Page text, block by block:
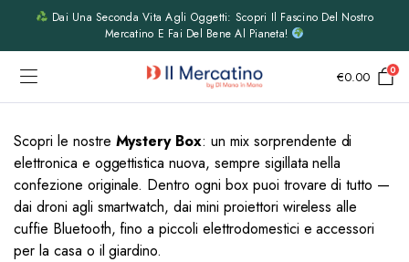
Dai Una Seconda Vita Agli Oggetti: Scopri Il Fascino Del Nostro
Mercatino E Fai Del Bene Al Pianeta!
€0.00 0
Scopri le nostre Mystery Box: un mix sorprendente di
elettronica e oggettistica nuova, sempre sigillata nella
confezione originale. Dentro ogni box puoi trovare di tutto —
dai droni agli smartwatch, dai mini proiettori wireless alle
cuffie Bluetooth, fino a piccoli elettrodomestici e accessori
per la casa o il giardino.